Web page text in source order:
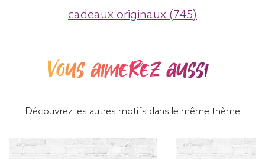
cadeaux originaux (745)
Vous aimerez aussi
Découvrez les autres motifs dans le même thème